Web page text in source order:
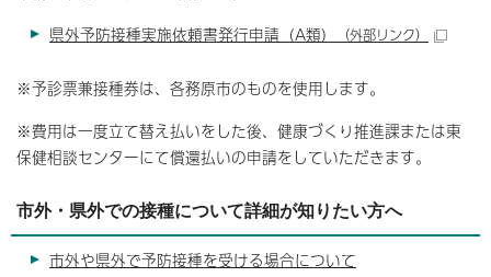
県外予防接種実施依頼書発行申請（A類）
（外部リンク）
※予診票兼接種券は、各務原市のものを使用します。
※費用は一度立て替え払いをした後、健康づくり推進課または東
保健相談センターにて償還払いの申請をしていただきます。
市外・県外での接種について詳細が知りたい方へ
市外や県外で予防接種を受ける場合について